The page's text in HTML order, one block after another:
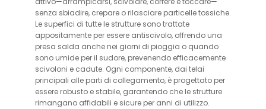
senza sbiadire, crepare o rilasciare particelle tossiche.
Le superfici di tutte le strutture sono trattate
appositamente per essere antiscivolo, offrendo una
presa salda anche nei giorni di pioggia o quando
sono umide per il sudore, prevenendo efficacemente
scivoloni e cadute. Ogni componente, dai telai
principali alle parti di collegamento, è progettato per
essere robusto e stabile, garantendo che le strutture
rimangano affidabili e sicure per anni di utilizzo.